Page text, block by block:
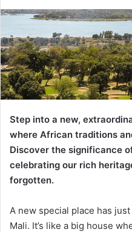
Step into a new,
where African traditions
Discover the significance
celebrating our rich
forgotten.
A new special place has
Mali. It’s like a big house